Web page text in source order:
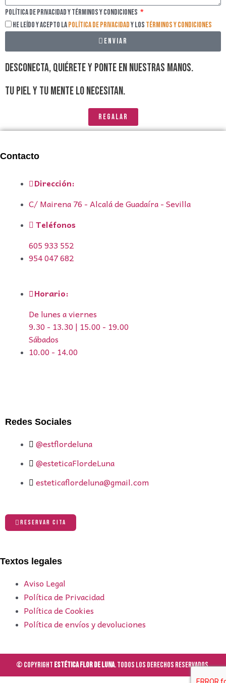
Política de privacidad y Términos y Condiciones
He leído y acepto laPolítica de privacidady los Términos y Condiciones
Enviar
DESCONECTA, QUIÉRETE Y PONTE EN NUESTRAS MANOS.
TU PIEL Y TU MENTE LO NECESITAN.
REGALAR
Contacto
Dirección:
C/ Mairena 76 - Alcalá de Guadaíra - Sevilla
Teléfonos
605 933 552
954 047 682
Horario:
De lunes a viernes
9.30 - 13.30 | 15.00 - 19.00
Sábados
10.00 - 14.00
Redes Sociales
@estflordeluna
@esteticaFlordeLuna
esteticaflordeluna@gmail.com
RESERVAR CITA
Textos legales
Aviso Legal
Política de Privacidad
Política de Cookies
Política de envíos y devoluciones
© Copyright Estética Flor de Luna. Todos los derechos reservados.